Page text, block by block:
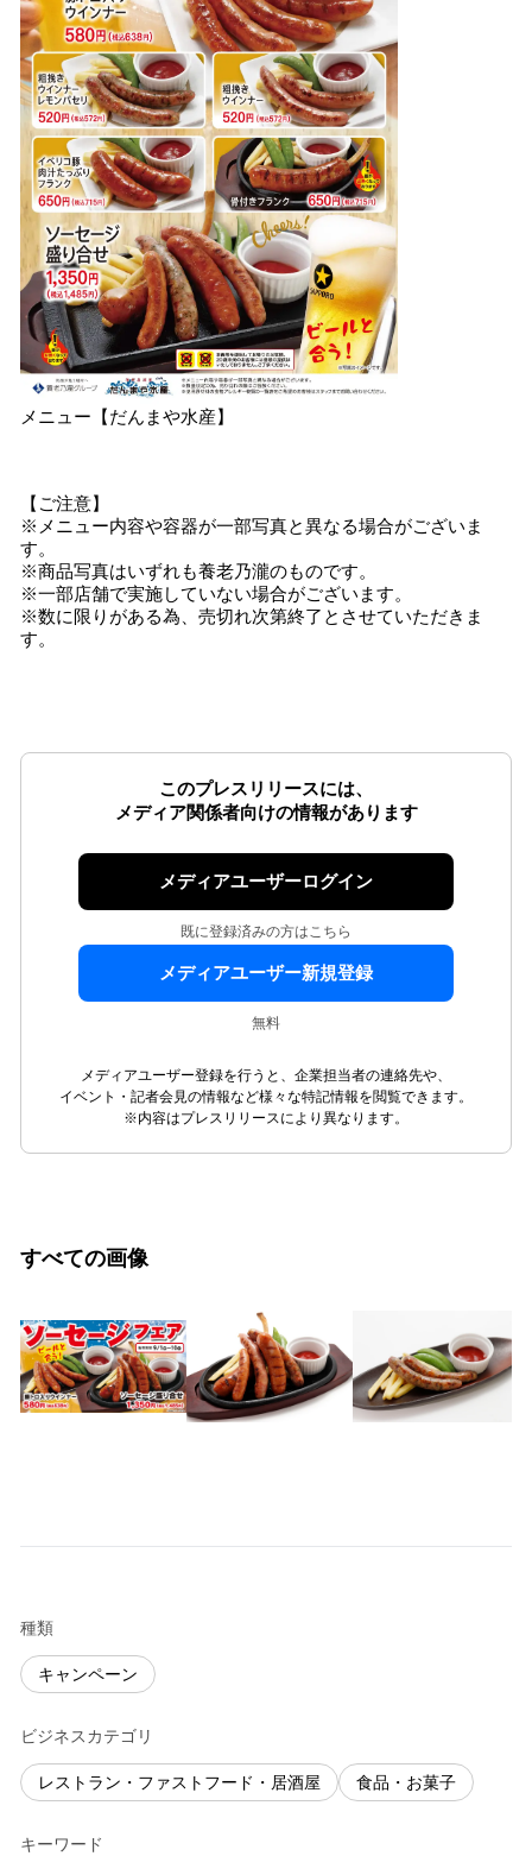
メニュー【だんまや水産】
【ご注意】
※メニュー内容や容器が一部写真と異なる場合がございま
す。
※商品写真はいずれも養老乃瀧のものです。
※一部店舗で実施していない場合がございます。
※数に限りがある為、売切れ次第終了とさせていただきま
す。
このプレスリリースには、
メディア関係者向けの情報があります
メディアユーザーログイン
既に登録済みの方はこちら
メディアユーザー新規登録
無料
メディアユーザー登録を行うと、企業担当者の連絡先や、
イベント・記者会見の情報など様々な特記情報を閲覧できます。
※内容はプレスリリースにより異なります。
すべての画像
種類
キャンペーン
ビジネスカテゴリ
レストラン・ファストフード・居酒屋 食品・お菓子
キーワード